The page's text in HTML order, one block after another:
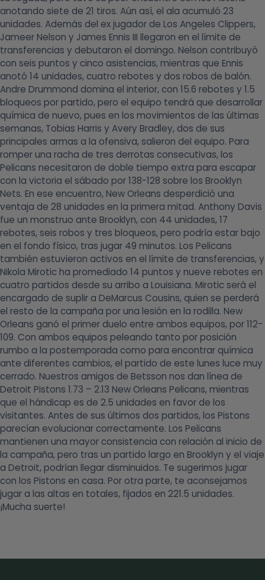
anotando siete de 21 tiros. Aún así, el ala acumuló 23
unidades. Además del ex jugador de Los Angeles Clippers,
Jameer Nelson y James Ennis III llegaron en el límite de
transferencias y debutaron el domingo. Nelson contribuyó
con seis puntos y cinco asistencias, mientras que Ennis
anotó 14 unidades, cuatro rebotes y dos robos de balón.
Andre Drummond domina el interior, con 15.6 rebotes y 1.5
bloqueos por partido, pero el equipo tendrá que desarrollar
química de nuevo, pues en los movimientos de las últimas
semanas, Tobias Harris y Avery Bradley, dos de sus
principales armas a la ofensiva, salieron del equipo. Para
romper una racha de tres derrotas consecutivas, los
Pelicans necesitaron de doble tiempo extra para escapar
con la victoria el sábado por 138-128 sobre los Brooklyn
Nets. En ese encuentro, New Orleans desperdició una
ventaja de 28 unidades en la primera mitad. Anthony Davis
fue un monstruo ante Brooklyn, con 44 unidades, 17
rebotes, seis robos y tres bloqueos, pero podría estar bajo
en el fondo físico, tras jugar 49 minutos. Los Pelicans
también estuvieron activos en el límite de transferencias, y
Nikola Mirotic ha promediado 14 puntos y nueve rebotes en
cuatro partidos desde su arribo a Louisiana. Mirotic será el
encargado de suplir a DeMarcus Cousins, quien se perderá
el resto de la campaña por una lesión en la rodilla. New
Orleans ganó el primer duelo entre ambos equipos, por 112-
109. Con ambos equipos peleando tanto por posición
rumbo a la postemporada como para encontrar química
ante diferentes cambios, el partido de este lunes luce muy
cerrado. Nuestros amigos de Betsson nos dan línea de
Detroit Pistons 1.73 – 2.13 New Orleans Pelicans, mientras
que el hándicap es de 2.5 unidades en favor de los
visitantes. Antes de sus últimos dos partidos, los Pistons
parecían evolucionar correctamente. Los Pelicans
mantienen una mayor consistencia con relación al inicio de
la campaña, pero tras un partido largo en Brooklyn y el viaje
a Detroit, podrían llegar disminuidos. Te sugerimos jugar
con los Pistons en casa. Por otra parte, te aconsejamos
jugar a las altas en totales, fijados en 221.5 unidades.
¡Mucha suerte!